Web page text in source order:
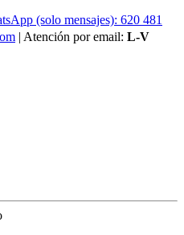
(solo mensajes): 620 481
| Atención por email: L-V